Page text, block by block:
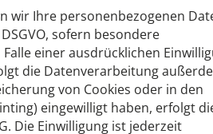
wir Ihre personenbezogenen
sofern besondere
einer ausdrücklichen
die Datenverarbeitung
von Cookies oder in den
eingewilligt haben, erfolgt
Die Einwilligung ist jederzeit